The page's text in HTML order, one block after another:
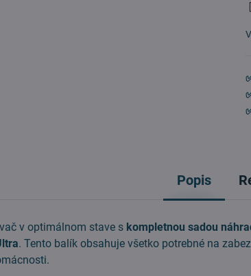
Popis
v optimálnom stave s kompletnou sadou
. Tento balík obsahuje všetko potrebné na